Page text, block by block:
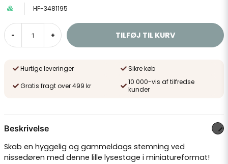
HF-3481195
- + TILFØJ TIL KURV
Hurtige leveringer
Sikre køb
Gratis fragt over 499 kr
10 000-vis af tilfredse
kunder
Beskrivelse
Skab en hyggelig og gammeldags stemning ved
nissedøren med denne lille lysestage i miniatureformat!